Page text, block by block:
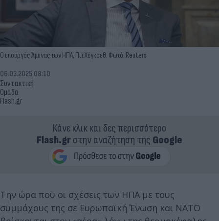
Ο υπουργός Άμυνας των ΗΠΑ, Πιτ Χέγκσεθ. Φωτό: Reuters
Συντακτική
Ομάδα
Flash.gr
06.03.2025 08:10
Κάνε κλικ και δες περισσότερο
Flash.grστην αναζήτηση της Google
Την ώρα που οι σχέσεις των ΗΠΑ με τους
συμμάχους της σε Ευρωπαϊκή Ένωση και ΝΑΤΟ